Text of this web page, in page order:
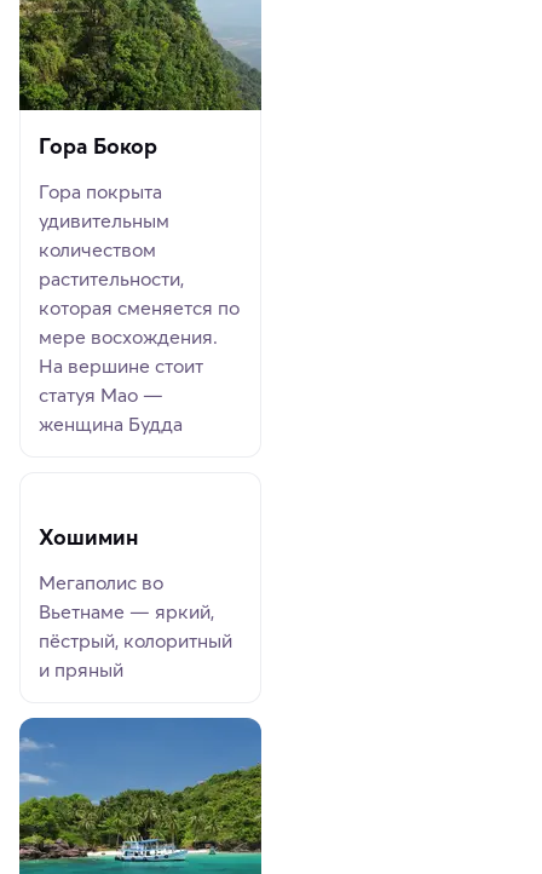
Гора Бокор
Гора покрыта
удивительным
количеством
растительности,
которая сменяется по
мере восхождения.
На вершине стоит
статуя Мао —
женщина Будда
Хошимин
Мегаполис во
Вьетнаме — яркий,
пёстрый, колоритный
и пряный